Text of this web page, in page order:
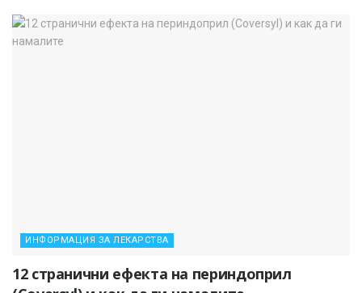
ИНФОРМАЦИЯ ЗА ЛЕКАРСТВА
12 странични ефекта на периндоприл